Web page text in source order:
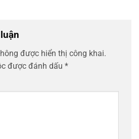
được hiển thị công khai.
được đánh dấu *